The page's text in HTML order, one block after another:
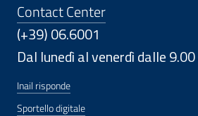
Contact Center
(+39) 06.6001
Dal lunedì al venerdì dalle
Inail risponde
Sportello digitale